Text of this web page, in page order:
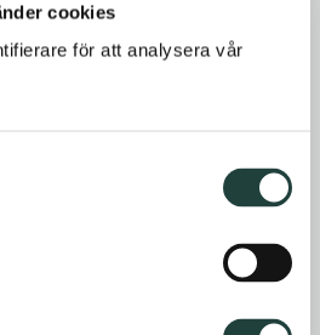
cookies
för att analysera vår